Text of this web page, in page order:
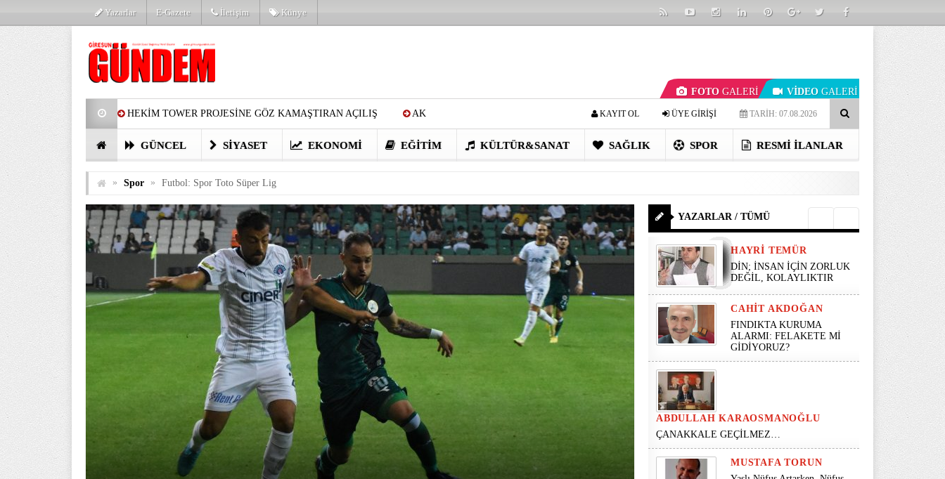
Yazarlar E-Gazete İletişim Künye
FOTO GALERİ VİDEO GALERİ
HEKİM TOWER PROJESİNE GÖZ KAMAŞTIRAN AÇILIŞ AK
PARTİ’DE YENİ YÜZLER HARUN CİCİ: VİDEOYU GÖRÜNCE
BİRİNCİSİ YAPILAN TAMDERE YAPRAKLI OBASI YAYLA ŞENLİĞİ
KATILIMCILARI COŞTURDU
TARİH: 07.08.2026
ÜYE GİRİŞİ
KAYIT OL
GÜNCEL SIYASET EKONOMI EĞITIM KÜLTÜR&SANAT SAĞLIK SPOR RESMI İLANLAR
» Spor » Futbol: Spor Toto Süper Lig
YAZARLAR / TÜMÜ
HAYRI TEMÜR
DİN; İNSAN İÇİN ZORLUK
DEĞİL, KOLAYLIKTIR
CAHIT AKDOĞAN
FINDIKTA KURUMA
ALARMI: FELAKETE Mİ
GİDİYORUZ?
ABDULLAH KARAOSMANOĞLU
ÇANAKKALE GEÇİLMEZ…
MUSTAFA TORUN